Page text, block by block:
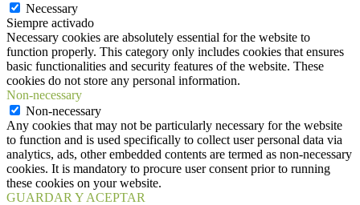
Necessary
Siempre activado
Necessary cookies are absolutely essential for the website to
function properly. This category only includes cookies that ensures
basic functionalities and security features of the website. These
cookies do not store any personal information.
Non-necessary
Non-necessary
Any cookies that may not be particularly necessary for the website
to function and is used specifically to collect user personal data via
analytics, ads, other embedded contents are termed as non-necessary
cookies. It is mandatory to procure user consent prior to running
these cookies on your website.
GUARDAR Y ACEPTAR